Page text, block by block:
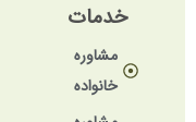
خدمات
مشاوره
خانواده